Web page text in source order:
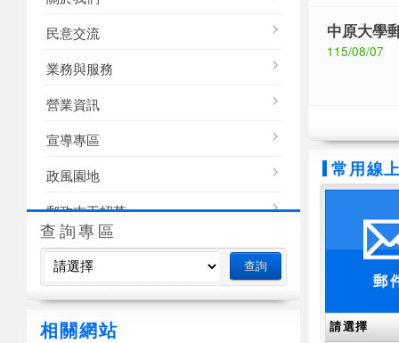
民意交流
業務與服務
營業資訊
宣導專區
政風園地
郵政志工招募
檔案應用
查詢專區
相關網站
中原大學
115/08/07
常用線
郵